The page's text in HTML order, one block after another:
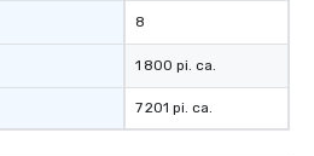
8
1 800 pi. ca.
7 201 pi. ca.